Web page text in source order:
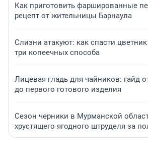
Как приготовить фаршированные
рецепт от жительницы Барнаула
Слизни атакуют: как спасти
три копеечных способа
Лицевая гладь для чайников: гайд
до первого готового изделия
Сезон черники в Мурманской
хрустящего ягодного штруделя за